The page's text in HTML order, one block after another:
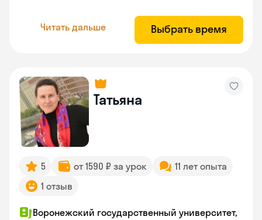
Читать дальше Выбрать время
Татьяна
5 от 1590 ₽ за урок
11 лет опыта
1 отзыв
Воронежский государственный университет,